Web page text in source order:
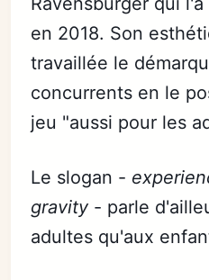
en 2018. Son
travaillée le
concurrents en le
jeu "aussi pour les
Le slogan -
gravity- parle
adultes qu'aux